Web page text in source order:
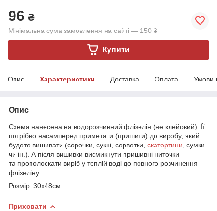
96 ₴
Мінімальна сума замовлення на сайті — 150 ₴
Купити
Опис Характеристики Доставка Оплата Умови
Опис
Схема нанесена на водорозчинний флізелін (не клейовий). Її
потрібно насамперед приметати (пришити) до виробу, який
будете вишивати (сорочки, сукні, серветки, скатертини , сумки
чи ін.). А після вишивки висмикнути пришивні ниточки
та прополоскати виріб у теплій воді до повного розчинення
флізеліну.
Розмір: 30х48см.
Приховати